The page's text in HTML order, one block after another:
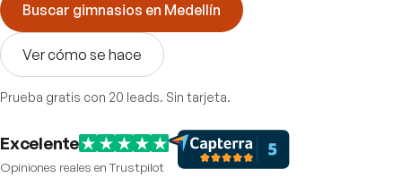
Buscar gimnasios en Medellín
Ver cómo se hace
Prueba gratis con 20 leads. Sin tarjeta.
Excelente
Opiniones reales en Trustpilot